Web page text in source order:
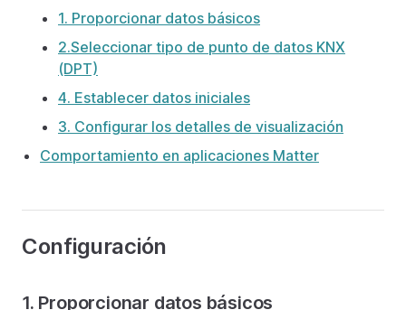
1. Proporcionar datos básicos
2.Seleccionar tipo de punto de datos KNX
(DPT)
4. Establecer datos iniciales
3. Configurar los detalles de visualización
Comportamiento en aplicaciones Matter
Configuración
1. Proporcionar datos básicos